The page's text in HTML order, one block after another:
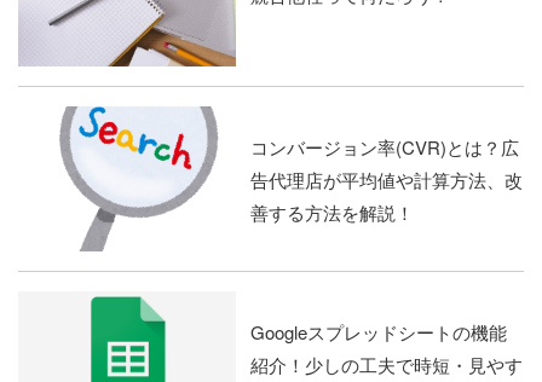
コンバージョン率(CVR)とは？広
告代理店が平均値や計算方法、改
善する方法を解説！
Googleスプレッドシートの機能
紹介！少しの工夫で時短・見やす